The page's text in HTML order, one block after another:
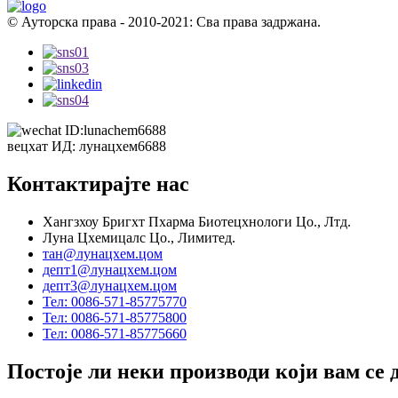
© Ауторска права - 2010-2021: Сва права задржана.
вецхат ИД: лунацхем6688
Контактирајте нас
Хангзхоу Бригхт Пхарма Биотецхнологи Цо., Лтд.
Луна Цхемицалс Цо., Лимитед.
тан@лунацхем.цом
депт1@лунацхем.цом
депт3@лунацхем.цом
Тел: 0086-571-85775770
Тел: 0086-571-85775800
Тел: 0086-571-85775660
Постоје ли неки производи који вам се